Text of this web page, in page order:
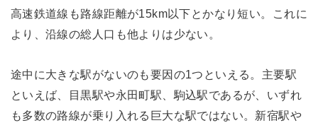
高速鉄道線も路線距離が15km以下とかなり短い。これに
より、沿線の総人口も他よりは少ない。
途中に大きな駅がないのも要因の1つといえる。主要駅
といえば、目黒駅や永田町駅、駒込駅であるが、いずれ
も多数の路線が乗り入れる巨大な駅ではない。新宿駅や